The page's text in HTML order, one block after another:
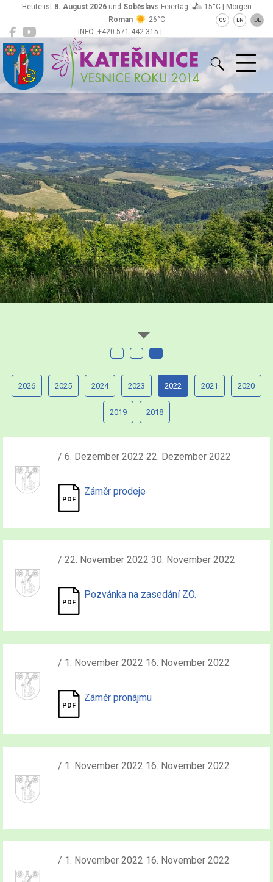
INFO: +420 571 442 315 |
ou@obeckaterinice.cz
Heute ist 8. August 2026und Soběslavs Feiertag
15°C | Morgen
Roman
26°C CS EN DE
Kateřinice
2026 2025 2024 2023 2022 2021 2020
2019 2018
/ 6. Dezember 2022 22. Dezember 2022
Záměr prodeje
/ 22. November 2022 30. November 2022
Pozvánka na zasedání ZO.
/ 1. November 2022 16. November 2022
Záměr pronájmu
/ 1. November 2022 16. November 2022
/ 1. November 2022 16. November 2022